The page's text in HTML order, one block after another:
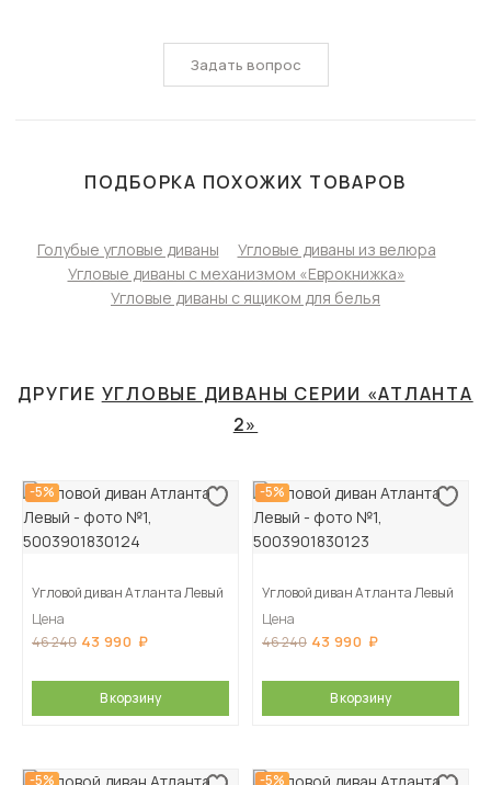
Задать вопрос
ПОДБОРКА ПОХОЖИХ ТОВАРОВ
Голубые угловые диваны
Угловые диваны из велюра
Угловые диваны с механизмом «Еврокнижка»
Угловые диваны с ящиком для белья
ДРУГИЕ УГЛОВЫЕ ДИВАНЫ СЕРИИ «АТЛАНТА
2»
-5%
Угловой диван Атланта Левый
Цена
46 240 43 990
В корзину
-5%
Угловой диван Атланта Левый
Цена
46 240 43 990
В корзину
-5% -5%